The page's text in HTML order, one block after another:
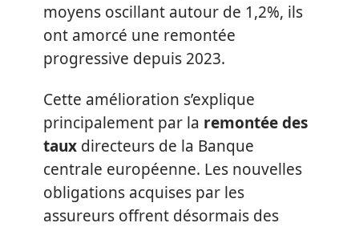
moyens oscillant autour de 1,2%, ils
ont amorcé une remontée
progressive depuis 2023.
Cette amélioration s’explique
principalement par la remontée des
taux directeurs de la Banque
centrale européenne. Les nouvelles
obligations acquises par les
assureurs offrent désormais des